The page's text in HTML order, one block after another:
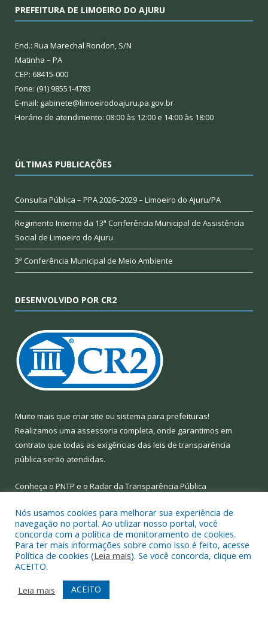
PREFEITURA DE LIMOEIRO DO AJURU
End.: Rua Marechal Rondon, S/N
Matinha – PA
CEP: 68415-000
Fone: (91) 98551-4783
E-mail: gabinete@limoeirodoajuru.pa.gov.br
Horário de atendimento: 08:00 às 12:00 e 14:00 às 18:00
ÚLTIMAS PUBLICAÇÕES
Consulta Pública – PPA 2026–2029 – Limoeiro do Ajuru/PA
Regimento Interno da 13ª Conferência Municipal de Assistência
Social de Limoeiro do Ajuru
3ª Conferência Municipal de Meio Ambiente
DESENVOLVIDO POR CR2
Muito mais que criar site ou sistema para prefeituras!
Realizamos uma assessoria completa, onde garantimos em
contrato que todas as exigências das leis de transparência
pública serão atendidas.
Conheça o PNTP e o Radar da Transparência Pública
Todos os direitos reservados a Prefeitura Municipal de Limoeiro
do Ajuru.
Mapa do Site
Acessar Área Administrativa
Acessar Webmail
Nós usamos cookies para melhorar sua experiência de
navegação no portal. Ao utilizar nosso portal, você
concorda com a política de monitoramento de cookies.
Para ter mais informações sobre como isso é feito, acesse
Política de cookies (Leia mais). Se você concorda, clique em
ACEITO.
Leia mais
ACEITO